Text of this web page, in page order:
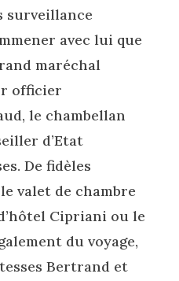
surveillance
avec lui que
maréchal
officier
le chambellan
d’Etat
De fidèles
valet de chambre
Cipriani ou le
du voyage,
Bertrand et